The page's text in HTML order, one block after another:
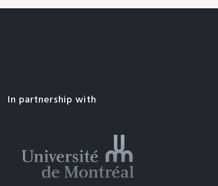
In partnership with